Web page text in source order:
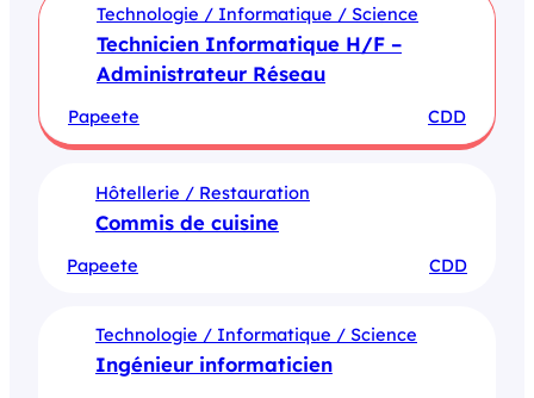
Technologie / Informatique / Science
Technicien Informatique H/F –
Administrateur Réseau
Papeete CDD
Hôtellerie / Restauration
Commis de cuisine
Papeete CDD
Technologie / Informatique / Science
Ingénieur informaticien